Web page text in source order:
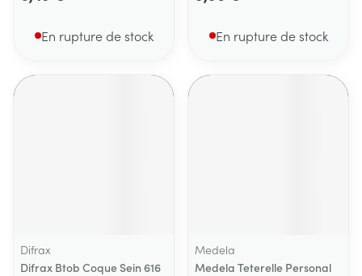
En rupture de stock En rupture de stock
Difrax
Difrax Btob Coque Sein 616
Medela
Medela Teterelle Personal